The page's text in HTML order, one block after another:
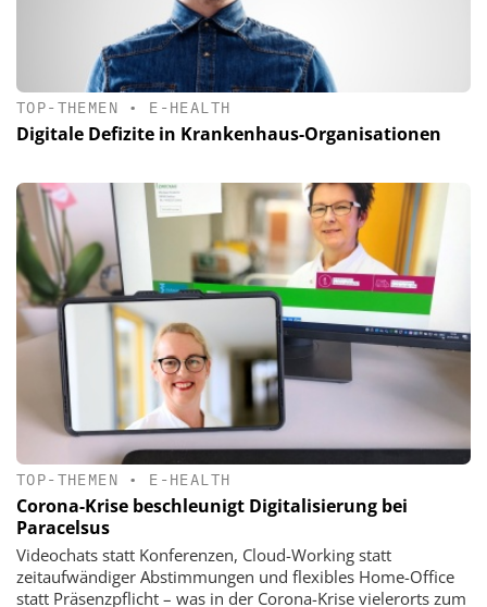
TOP-THEMEN • E-HEALTH
Digitale Defizite in Krankenhaus-Organisationen
TOP-THEMEN • E-HEALTH
Corona-Krise beschleunigt Digitalisierung bei
Paracelsus
Videochats statt Konferenzen, Cloud-Working statt
zeitaufwändiger Abstimmungen und flexibles Home-Office
statt Präsenzpflicht – was in der Corona-Krise vielerorts zum